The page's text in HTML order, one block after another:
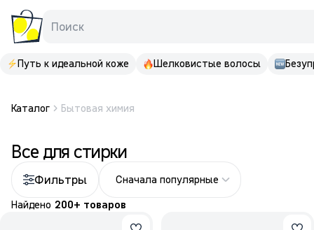
Поиск
Путь к идеальной коже Шелковистые волосы
Каталог Бытовая химия
Все для стирки
Фильтры Сначала популярные
Найдено 200+ товаров